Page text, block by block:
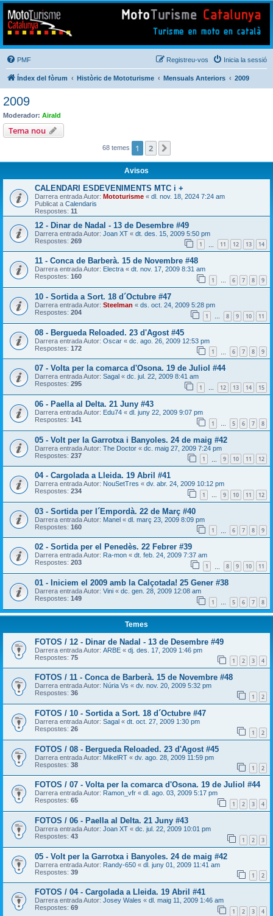
Mototurisme
Turisme en moto en català
PMF Inicia la sessió
Registreu-vos
Índex del fòrum Històric de Mototurisme Mensuals Anteriors 2009
2009
Moderador: Airald
Tema nou
68 temes 1 2
Avisos
CALENDARI ESDEVENIMENTS MTC i +
Darrera entrada Autor: Mototurisme « dl. nov. 18, 2024 7:24 am
Publicat a Calendaris
Respostes: 11
12 - Dinar de Nadal - 13 de Desembre #49
Darrera entrada Autor: Joan XT « dt. des. 15, 2009 5:50 pm
Respostes: 269 1 11 12 13 14
11 - Conca de Barberà. 15 de Novembre #48
Darrera entrada Autor: Electra « dt. nov. 17, 2009 8:31 am
Respostes: 160 1 … 6 7 8 9
10 - Sortida a Sort. 18 d´Octubre #47
Darrera entrada Autor: Steelman « ds. oct. 24, 2009 5:28 pm
Respostes: 204 1 … 8 9 10 11
08 - Bergueda Reloaded. 23 d'Agost #45
Darrera entrada Autor: Oscar « dc. ago. 26, 2009 12:53 pm
Respostes: 172 1 6 7 8 9
07 - Volta per la comarca d'Osona. 19 de Juliol #44
Darrera entrada Autor: Sagal « dc. jul. 22, 2009 8:41 am
Respostes: 295 1 … 12 13 14 15
06 - Paella al Delta. 21 Juny #43
Darrera entrada Autor: Edu74 « dl. juny 22, 2009 9:07 pm
Respostes: 141 1 5 6 7 8
05 - Volt per la Garrotxa i Banyoles. 24 de maig #42
Darrera entrada Autor: The Doctor « dc. maig 27, 2009 7:24 pm
Respostes: 237 1 9 10 11 12
04 - Cargolada a Lleida. 19 Abril #41
Darrera entrada Autor: NouSetTres « dv. abr. 24, 2009 10:12 pm
Respostes: 234 1 … 9 10 11 12
03 - Sortida per l´Empordà. 22 de Març #40
Darrera entrada Autor: Manel « dl. març 23, 2009 8:09 pm
Respostes: 160 1 6 7 8 9
02 - Sortida per el Penedès. 22 Febrer #39
Darrera entrada Autor: Ra-mon « dt. feb. 24, 2009 7:37 am
Respostes: 203 1 8 9 10 11
01 - Iniciem el 2009 amb la Calçotada! 25 Gener #38
Darrera entrada Autor: Vini « dc. gen. 28, 2009 12:08 am
Respostes: 149 1 … 5 6 7 8
Temes
FOTOS / 12 - Dinar de Nadal - 13 de Desembre #49
Darrera entrada Autor: ARBE « dj. des. 17, 2009 1:46 pm
Respostes: 75 1 2 3 4
FOTOS / 11 - Conca de Barberà. 15 de Novembre #48
Darrera entrada Autor: Núria Vs « dv. nov. 20, 2009 5:32 pm
Respostes: 36 1 2
FOTOS / 10 - Sortida a Sort. 18 d´Octubre #47
Darrera entrada Autor: Sagal « dt. oct. 27, 2009 1:30 pm
Respostes: 26 1 2
FOTOS / 08 - Bergueda Reloaded. 23 d'Agost #45
Darrera entrada Autor: MikelRT « dv. ago. 28, 2009 11:59 pm
Respostes: 38 1 2
FOTOS / 07 - Volta per la comarca d'Osona. 19 de Juliol #44
Darrera entrada Autor: Ramon_vfr « dl. ago. 03, 2009 5:17 pm
Respostes: 65 1 2 3 4
FOTOS / 06 - Paella al Delta. 21 Juny #43
Darrera entrada Autor: Joan XT « dc. jul. 22, 2009 10:01 pm
Respostes: 43 1 2 3
05 - Volt per la Garrotxa i Banyoles. 24 de maig #42
Darrera entrada Autor: Randy-650 « dl. juny 01, 2009 11:41 am
Respostes: 39 1 2
FOTOS / 04 - Cargolada a Lleida. 19 Abril #41
Darrera entrada Autor: Josey Wales « dl. maig 11, 2009 1:46 am
Respostes: 69 1 2 3 4